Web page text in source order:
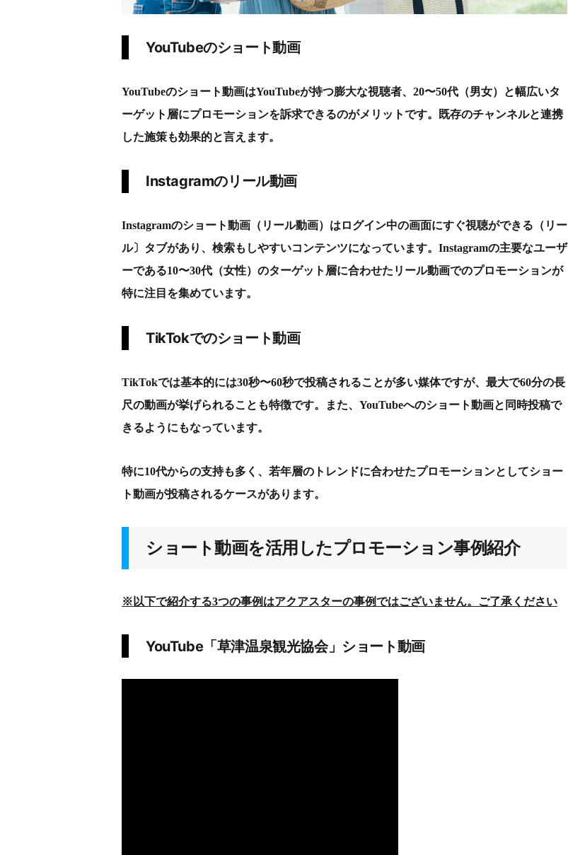
YouTubeのショート動画
YouTubeのショート動画はYouTubeが持つ膨大な視聴者、20〜50代（男女）と幅広いタ
ーゲット層にプロモーションを訴求できるのがメリットです。既存のチャンネルと連携
した施策も効果的と言えます。
Instagramのリール動画
Instagramのショート動画（リール動画）はログイン中の画面にすぐ視聴ができる（リー
ル〕タブがあり、検索もしやすいコンテンツになっています。Instagramの主要なユーザ
ーである10〜30代（女性）のターゲット層に合わせたリール動画でのプロモーションが
特に注目を集めています。
TikTokでのショート動画
TikTokでは基本的には30秒〜60秒で投稿されることが多い媒体ですが、最大で60分の長
尺の動画が挙げられることも特徴です。また、YouTubeへのショート動画と同時投稿で
きるようにもなっています。
特に10代からの支持も多く、若年層のトレンドに合わせたプロモーションとしてショー
ト動画が投稿されるケースがあります。
ショート動画を活用したプロモーション事例紹介
※以下で紹介する3つの事例はアクアスターの事例ではございません。ご了承ください
YouTube「草津温泉観光協会」ショート動画